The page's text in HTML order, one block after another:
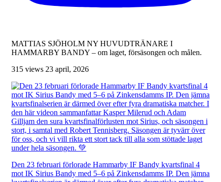
MATTIAS SJÖHOLM NY HUVUDTRÄNARE I
HAMMARBY BANDY – om laget, försäsongen och målen.
315 views 23 april, 2026
Den 23 februari förlorade Hammarby IF Bandy kvartsfinal 4
mot IK Sirius Bandy med 5–6 på Zinkensdamms IP. Den jämna